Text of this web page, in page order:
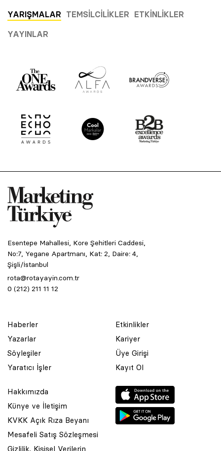
YARIŞMALAR TEMSILCILIKLER ETKINLIKLER
YAYINLAR
Esentepe Mahallesi, Kore Şehitleri Caddesi,
No:7, Yegane Apartmanı, Kat: 2, Daire: 4,
Şişli/İstanbul
rota@rotayayin.com.tr
0 (212) 211 11 12
Haberler
Yazarlar
Söyleşiler
Yaratıcı İşler
Etkinlikler
Kariyer
Üye Girişi
Kayıt Ol
Hakkımızda
Künye ve İletişim
KVKK Açık Rıza Beyanı
Mesafeli Satış Sözleşmesi
Gizlilik, Kişisel Verilerin